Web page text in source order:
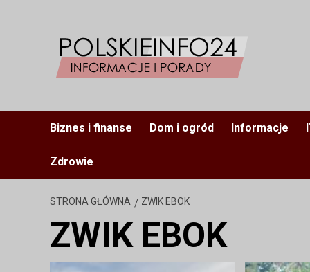
Biznes i finanse Dom i ogród Informacje
Zdrowie
STRONA GŁÓWNA ZWIK EBOK
ZWIK EBOK